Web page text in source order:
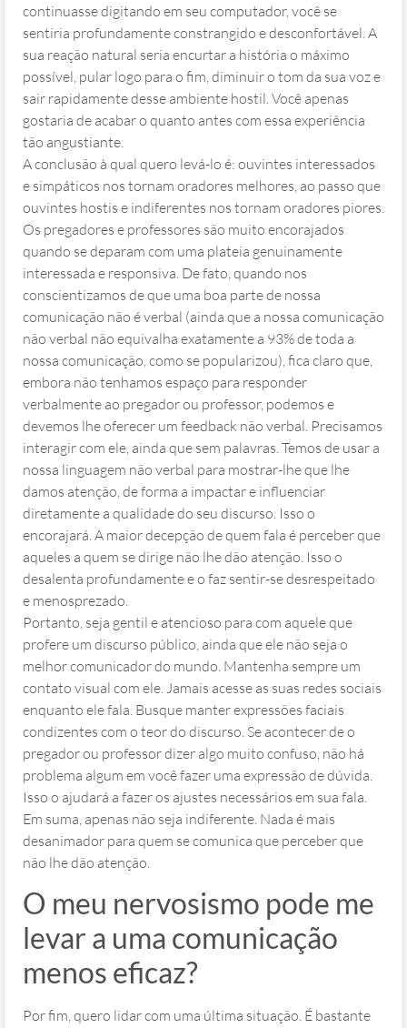
continuasse digitando em seu computador, você se
sentiria profundamente constrangido e desconfortável. A
sua reação natural seria encurtar a história o máximo
possível, pular logo para o fim, diminuir o tom da sua voz e
sair rapidamente desse ambiente hostil. Você apenas
gostaria de acabar o quanto antes com essa experiência
tão angustiante.
A conclusão à qual quero levá-lo é: ouvintes interessados
e simpáticos nos tornam oradores melhores, ao passo que
ouvintes hostis e indiferentes nos tornam oradores piores.
Os pregadores e professores são muito encorajados
quando se deparam com uma plateia genuinamente
interessada e responsiva. De fato, quando nos
conscientizamos de que uma boa parte de nossa
comunicação não é verbal (ainda que a nossa comunicação
não verbal não equivalha exatamente a 93% de toda a
nossa comunicação, como se popularizou), fica claro que,
embora não tenhamos espaço para responder
verbalmente ao pregador ou professor, podemos e
devemos lhe oferecer um feedback não verbal. Precisamos
interagir com ele, ainda que sem palavras. Temos de usar a
nossa linguagem não verbal para mostrar-lhe que lhe
damos atenção, de forma a impactar e influenciar
diretamente a qualidade do seu discurso. Isso o
encorajará. A maior decepção de quem fala é perceber que
aqueles a quem se dirige não lhe dão atenção. Isso o
desalenta profundamente e o faz sentir-se desrespeitado
e menosprezado.
Portanto, seja gentil e atencioso para com aquele que
profere um discurso público, ainda que ele não seja o
melhor comunicador do mundo. Mantenha sempre um
contato visual com ele. Jamais acesse as suas redes sociais
enquanto ele fala. Busque manter expressões faciais
condizentes com o teor do discurso. Se acontecer de o
pregador ou professor dizer algo muito confuso, não há
problema algum em você fazer uma expressão de dúvida.
Isso o ajudará a fazer os ajustes necessários em sua fala.
Em suma, apenas não seja indiferente. Nada é mais
desanimador para quem se comunica que perceber que
não lhe dão atenção.
O meu nervosismo pode me
levar a uma comunicação
menos eficaz?
Por fim, quero lidar com uma última situação. É bastante